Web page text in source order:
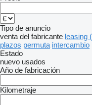
Tipo de anuncio
venta del fabricante leasing
plazos permuta intercambio
Estado
nuevo usados
Año de fabricación
Kilometraje